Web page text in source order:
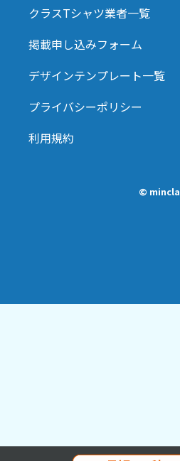
クラスTシャツ業者一覧
掲載申し込みフォーム
デザインテンプレート一覧
プライバシーポリシー
利用規約
© mincla